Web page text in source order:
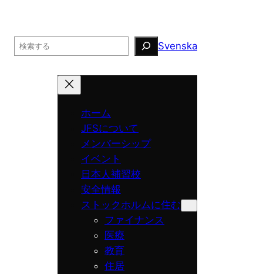
Search Svenska
ホーム
JFSについて
メンバーシップ
イベント
日本人補習校
安全情報
ストックホルムに住む
ファイナンス
医療
教育
住居